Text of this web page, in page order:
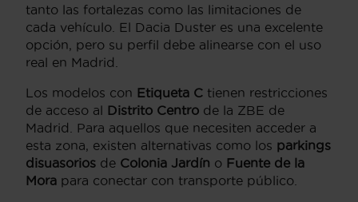
tanto las fortalezas como las limitaciones de
cada vehículo. El Dacia Duster es una excelente
opción, pero su perfil debe alinearse con el uso
real en Madrid.
Los modelos con Etiqueta C tienen restricciones
de acceso al Distrito Centro de la ZBE de
Madrid. Para aquellos que necesiten acceder a
esta zona, existen alternativas como los parkings
disuasorios de Colonia Jardín o Fuente de la
Mora para conectar con transporte público.